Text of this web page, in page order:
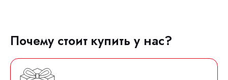
Почему стоит купить у нас?